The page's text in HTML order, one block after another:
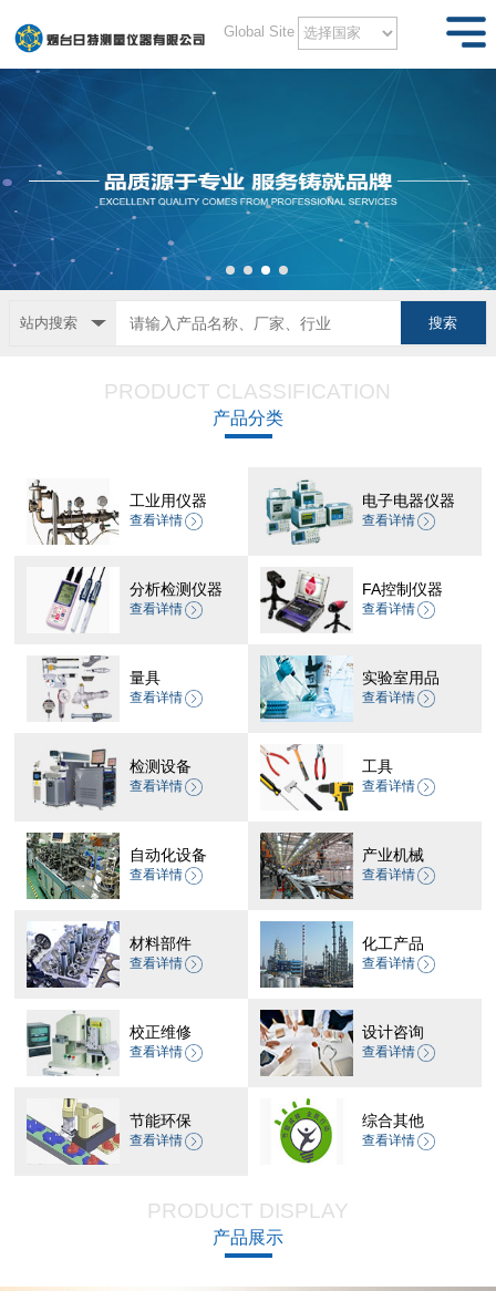
Global Site
站内搜索
PRODUCT CLASSIFICATION
产品分类
工业用仪器
查看详情
电子电器仪器
查看详情
分析检测仪器
查看详情
FA控制仪器
查看详情
量具
查看详情
实验室用品
查看详情
检测设备
查看详情
工具
查看详情
自动化设备
查看详情
产业机械
查看详情
材料部件
查看详情
化工产品
查看详情
校正维修
查看详情
设计咨询
查看详情
节能环保
查看详情
综合其他
查看详情
PRODUCT DISPLAY
产品展示